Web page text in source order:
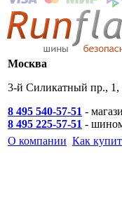
Москва
3-й Силикатный пр., 1,
8 495 540-57-51 -
8 495 225-57-51 -
О компании Как